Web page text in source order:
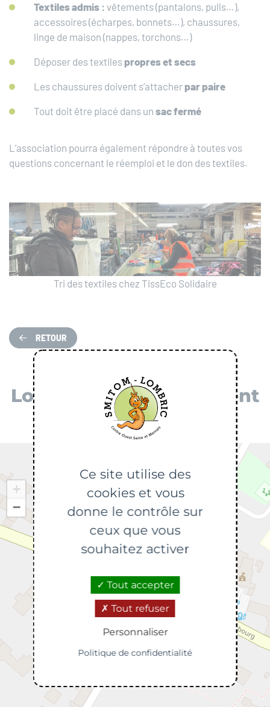
Textiles admis : vêtements (pantalons, pulls…),
accessoires (écharpes, bonnets…), chaussures,
linge de maison (nappes, torchons…)
Déposer des textiles propres et secs
Les chaussures doivent s’attacher par paire
Tout doit être placé dans un sac fermé
L’association pourra également répondre à toutes vos
questions concernant le réemploi et le don des textiles.
Tri des textiles chez TissEco Solidaire
RETOUR
Localiser mon évènement
+
−
Ce site utilise des
cookies et vous
donne le contrôle sur
ceux que vous
souhaitez activer
Tout accepter
Tout refuser
Personnaliser
Politique de confidentialité